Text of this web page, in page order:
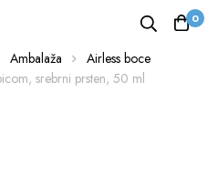
0
Ambalaža
Airless boce
srebrni prsten, 50 ml